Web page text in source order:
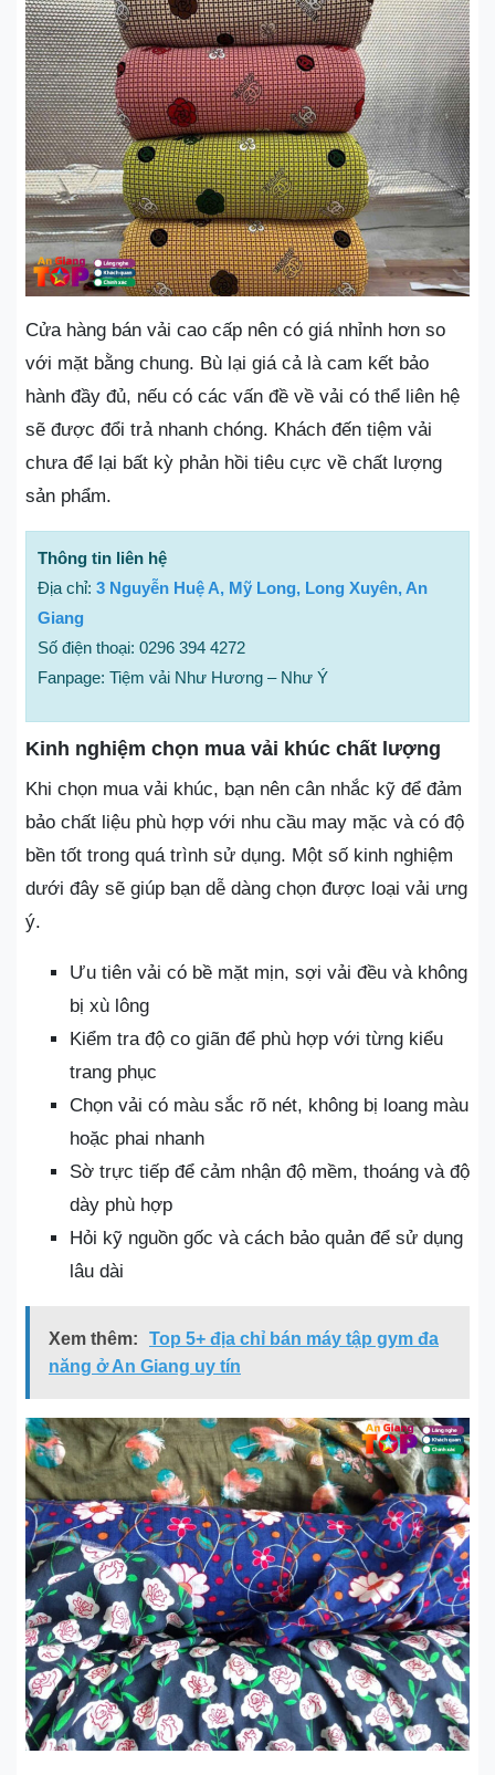
Cửa hàng bán vải cao cấp nên có giá nhỉnh hơn so
với mặt bằng chung. Bù lại giá cả là cam kết bảo
hành đầy đủ, nếu có các vấn đề về vải có thể liên hệ
sẽ được đổi trả nhanh chóng. Khách đến tiệm vải
chưa để lại bất kỳ phản hồi tiêu cực về chất lượng
sản phẩm.
Thông tin liên hệ
Địa chỉ: 3 Nguyễn Huệ A, Mỹ Long, Long Xuyên, An
Giang
Số điện thoại: 0296 394 4272
Fanpage: Tiệm vải Như Hương – Như Ý
Kinh nghiệm chọn mua vải khúc chất lượng
Khi chọn mua vải khúc, bạn nên cân nhắc kỹ để đảm
bảo chất liệu phù hợp với nhu cầu may mặc và có độ
bền tốt trong quá trình sử dụng. Một số kinh nghiệm
dưới đây sẽ giúp bạn dễ dàng chọn được loại vải ưng
ý.
Ưu tiên vải có bề mặt mịn, sợi vải đều và không
bị xù lông
Kiểm tra độ co giãn để phù hợp với từng kiểu
trang phục
Chọn vải có màu sắc rõ nét, không bị loang màu
hoặc phai nhanh
Sờ trực tiếp để cảm nhận độ mềm, thoáng và độ
dày phù hợp
Hỏi kỹ nguồn gốc và cách bảo quản để sử dụng
lâu dài
Xem thêm:
Top 5+ địa chỉ bán máy tập gym đa
năng ở An Giang uy tín